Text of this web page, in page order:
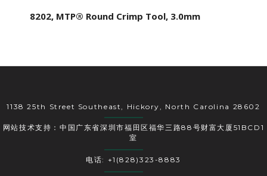
8202, MTP® Round Crimp Tool, 3.0mm
1138 25th Street Southeast, Hickory, North Carolina 28602
网站技术支持：中国广东省深圳市福田区福华三路88号财富大厦51BCD1
室
电话: +1(828)323-8883